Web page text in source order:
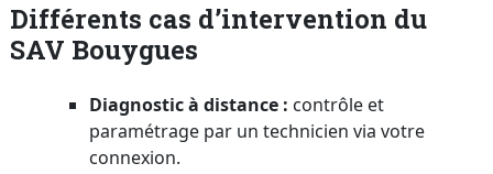
Différents cas d’intervention du
SAV Bouygues
Diagnostic à distance : contrôle et
paramétrage par un technicien via votre
connexion.